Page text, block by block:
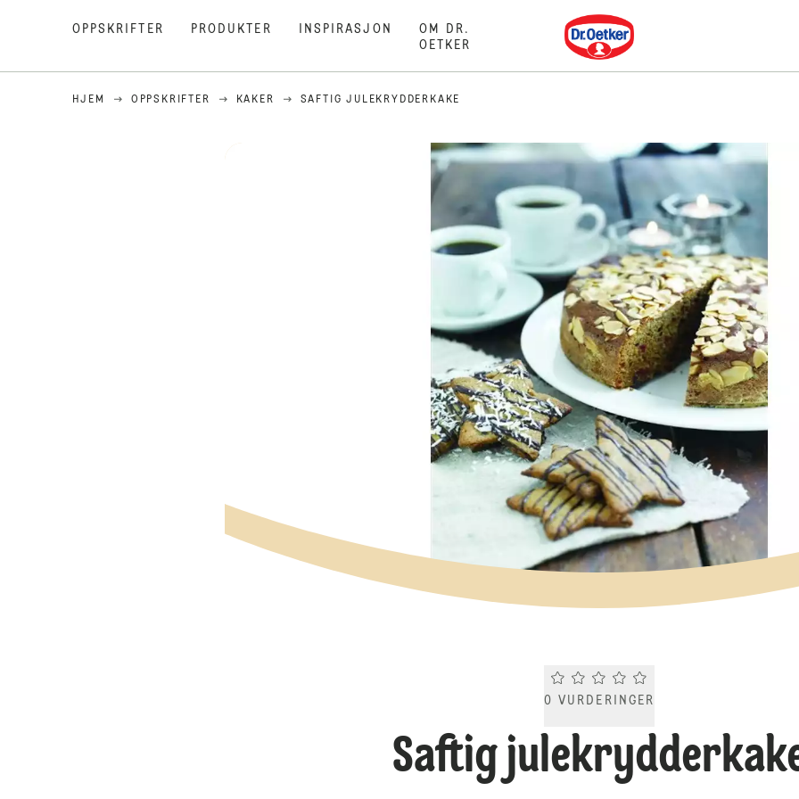
OPPSKRIFTER PRODUKTER INSPIRASJON
OM DR.
OETKER
Dr. Oetker
HJEM OPPSKRIFTER KAKER SAFTIG JULEKRYDDERKAKE
Current rating 0.0. Click to rate.
0 VURDERINGER
Saftig